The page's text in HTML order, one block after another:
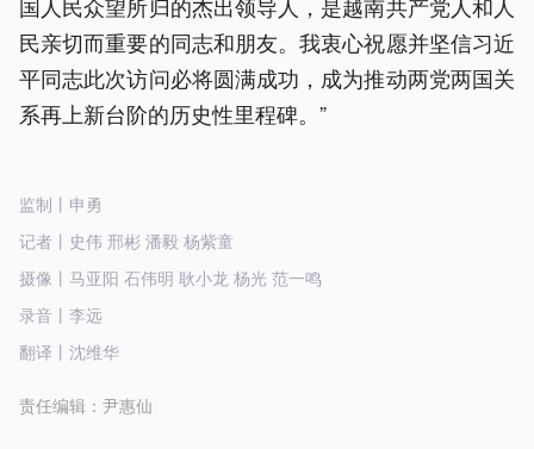
民亲切而重要的同志和朋友。我衷心祝愿并坚信习近
平同志此次访问必将圆满成功，成为推动两党两国关
系再上新台阶的历史性里程碑。”
监制丨申勇
记者丨史伟 邢彬 潘毅 杨紫童
摄像丨马亚阳 石伟明 耿小龙 杨光 范一鸣
录音丨李远
翻译丨沈维华
责任编辑： 尹惠仙